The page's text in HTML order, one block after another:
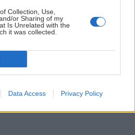
Collection, Use,
or Sharing of my
Is Unrelated with the
it was collected.
Data Access Privacy Policy
Hory a mesto sa v